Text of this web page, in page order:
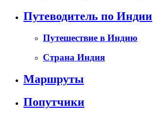
Путеводитель по Индии
Путешествие в Индию
Страна Индия
Маршруты
Попутчики